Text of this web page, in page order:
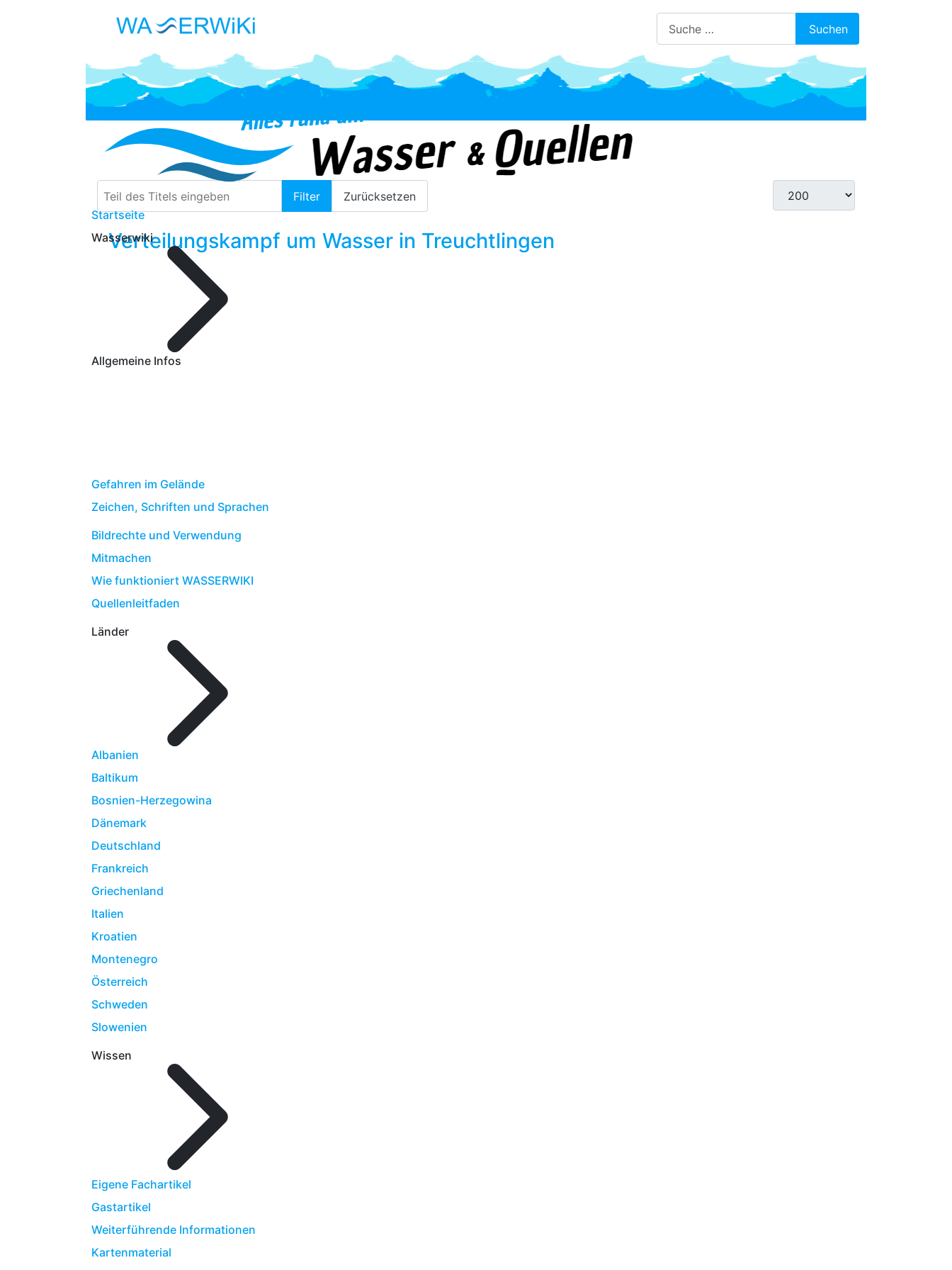
Suchen
Startseite
Wasserwiki
Allgemeine Infos
Gefahren im Gelände
Zeichen, Schriften und Sprachen
Bildrechte und Verwendung
Mitmachen
Wie funktioniert WASSERWIKI
Quellenleitfaden
Länder
Albanien
Baltikum
Bosnien-Herzegowina
Dänemark
Deutschland
Frankreich
Griechenland
Italien
Kroatien
Montenegro
Österreich
Schweden
Slowenien
Wissen
Eigene Fachartikel
Gastartikel
Weiterführende Informationen
Kartenmaterial
Tiefengrundwasser
Filter Zurücksetzen
Anzeige #
Verteilungskampf um Wasser in Treuchtlingen